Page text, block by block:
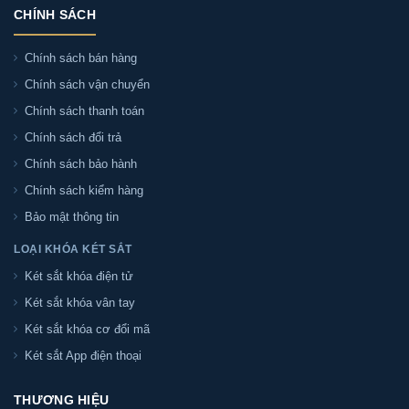
- Két sắt Sài Gòn chuyên phân phối két sắt Két sắt
Liberty LB79-S11-PRO tại Việt Nam. Địa chỉ tại Số nhà
103/2A Trần Thái Tông, phường 15, Tân Bình, TP Hồ Chí
Minh
Quý khách liên hệ chúng tôi qua hotline:
để nhận tư vấn và báo giá cũng như các chính sách
mới nhất của sản phẩm. hoặc qua trực tiếp địa chỉ
Phân phối Két sắt Liberty LB79-S11-PRO chính
hãng tại TP. Hồ Chí Minh
Két sắt Sài Gòn nhận giao và lắp đặt Két sắt Liberty
HCM:
CHÍNH SÁCH
Chính sách bán hàng
Chính sách vận chuyển
Chính sách thanh toán
Chính sách đổi trả
Chính sách bảo hành
Chính sách kiểm hàng
Bảo mật thông tin
LOẠI KHÓA KÉT SẮT
Két sắt khóa điện tử
Két sắt khóa vân tay
Két sắt khóa cơ đổi mã
Két sắt App điện thoại
THƯƠNG HIỆU